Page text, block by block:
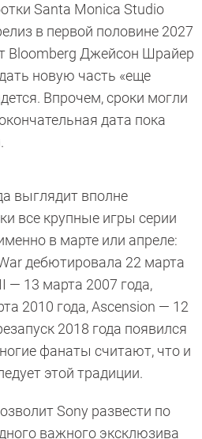
Santa Monica Studio
в первой половине 2027
Bloomberg Джейсон Шрайер
новую часть «еще
Впрочем, сроки могли
дата пока
выглядит вполне
все крупные игры серии
в марте или апреле:
дебютировала 22 марта
— 13 марта 2007 года,
2010 года, Ascension — 12
2018 года появился
фанаты считают, что и
этой традиции.
Sony развести по
важного эксклюзива